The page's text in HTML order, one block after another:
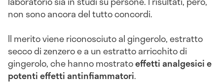
non sono ancora del tutto concordi.
Il merito viene riconosciuto al gingerolo, estratto
secco di zenzero e a un estratto arricchito di
gingerolo, che hanno mostratoeffetti analgesici e
potenti effetti antinfiammatori.